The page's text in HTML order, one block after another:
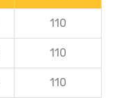
110
110
110